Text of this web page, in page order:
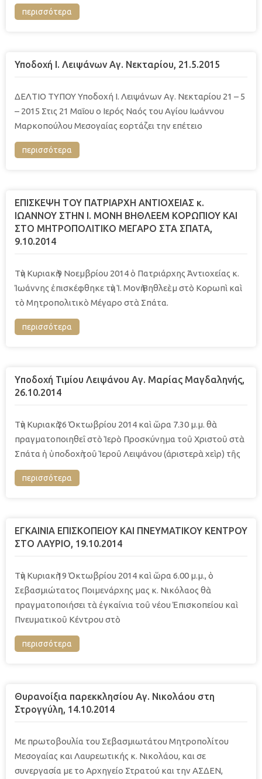
περισσότερα
Υποδοχή Ι. Λειψάνων Αγ. Νεκταρίου, 21.5.2015
ΔΕΛΤΙΟ ΤΥΠΟΥ Υποδοχή Ι. Λειψάνων Αγ. Νεκταρίου 21 – 5
– 2015 Στις 21 Μαΐου ο Ιερός Ναός του Αγίου Ιωάννου
Μαρκοπούλου Μεσογαίας εορτάζει την επέτειο
περισσότερα
ΕΠΙΣΚΕΨΗ ΤΟΥ ΠΑΤΡΙΑΡΧΗ ΑΝΤΙΟΧΕΙΑΣ κ.
ΙΩΑΝΝΟΥ ΣΤΗΝ Ι. ΜΟΝΗ ΒΗΘΛΕΕΜ ΚΟΡΩΠΙΟΥ ΚΑΙ
ΣΤΟ ΜΗΤΡΟΠΟΛΙΤΙΚΟ ΜΕΓΑΡΟ ΣΤΑ ΣΠΑΤΑ,
9.10.2014
Τὴν Κυριακὴ 9 Νοεμβρίου 2014 ὁ Πατριάρχης Ἀντιοχείας κ.
Ἰωάννης ἐπισκέφθηκε τὴν Ἱ. Μονὴ Βηθλεὲμ στὸ Κορωπὶ καὶ
τὸ Μητροπολιτικὸ Μέγαρο στὰ Σπάτα.
περισσότερα
Yποδοχή Τιμίου Λειψάνου Αγ. Μαρίας Μαγδαληνής,
26.10.2014
Τὴν Κυριακὴ 26 Ὀκτωβρίου 2014 καὶ ὥρα 7.30 μ.μ. θὰ
πραγματοποιηθεῖ στὸ Ἱερὸ Προσκύνημα τοῦ Χριστοῦ στὰ
Σπάτα ἡ ὑποδοχὴ τοῦ Ἱεροῦ Λειψάνου (ἀριστερὰ χεὶρ) τῆς
περισσότερα
ΕΓΚΑΙΝΙΑ ΕΠΙΣΚΟΠΕΙΟΥ ΚΑΙ ΠΝΕΥΜΑΤΙΚΟΥ ΚΕΝΤΡΟΥ
ΣΤΟ ΛΑΥΡΙΟ, 19.10.2014
Τὴν Κυριακὴ 19 Ὀκτωβρίου 2014 καὶ ὥρα 6.00 μ.μ., ὁ
Σεβασμιώτατος Ποιμενάρχης μας κ. Νικόλαος θὰ
πραγματοποιήσει τὰ ἐγκαίνια τοῦ νέου Ἐπισκοπείου καὶ
Πνευματικοῦ Κέντρου στὸ
περισσότερα
Θυρανοίξια παρεκκλησίου Αγ. Νικολάου στη
Στρογγύλη, 14.10.2014
Με πρωτοβουλία του Σεβασμιωτάτου Μητροπολίτου
Μεσογαίας και Λαυρεωτικής κ. Νικολάου, και σε
συνεργασία με το Αρχηγείο Στρατού και την ΑΣΔΕΝ,